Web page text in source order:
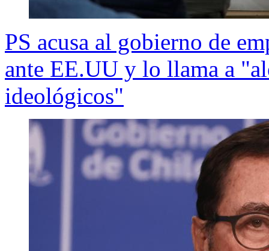
PS acusa al gobierno de
ante EE.UU y lo llama a
ideológicos"